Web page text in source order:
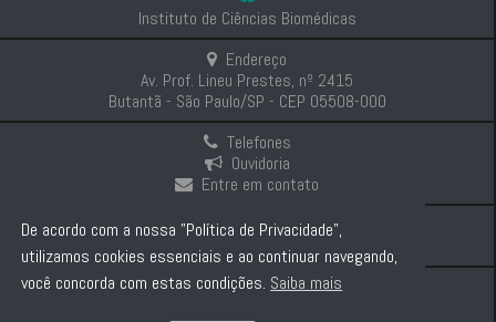
Instituto de Ciências Biomédicas
Endereço
Av. Prof. Lineu Prestes, nº 2415
Butantã - São Paulo/SP - CEP 05508-000
Telefones
Ouvidoria
Entre em contato
Intranet
Comunicação e Imprensa
De acordo com a nossa "Política de Privacidade",
utilizamos cookies essenciais e ao continuar navegando,
você concorda com estas condições. Saiba mais